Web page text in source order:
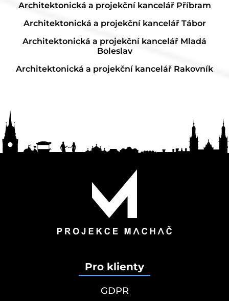
Architektonická a projekční kancelář Příbram
Architektonická a projekční kancelář Tábor
Architektonická a projekční kancelář Mladá
Boleslav
Architektonická a projekční kancelář Rakovník
Pro klienty
GDPR